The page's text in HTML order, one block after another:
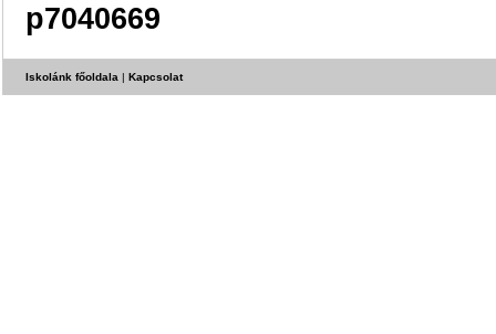
p7040669
Iskolánk főoldala | Kapcsolat